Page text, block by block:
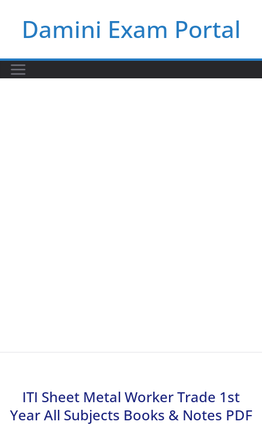
contentDamini Exam Portal
ITI Sheet Metal Worker Trade 1st
Year All Subjects Books & Notes PDF